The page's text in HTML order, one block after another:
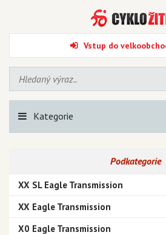
Vstup do
Kategorie
Podkategorie
XX SL Eagle Transmission
XX Eagle Transmission
X0 Eagle Transmission